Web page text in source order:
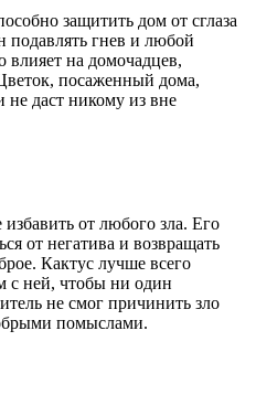
защитить дом от сглаза
подавлять гнев и любой
влияет на домочадцев,
посаженный дома,
даст никому из вне
от любого зла. Его
от негатива и возвращать
Кактус лучше всего
с ней, чтобы ни один
не смог причинить зло
помыслами.